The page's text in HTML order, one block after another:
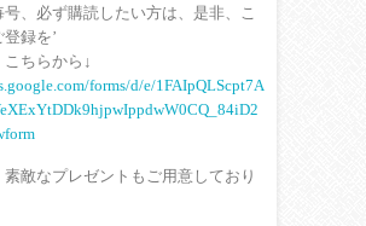
、必ず購読したい方は、是非、こ
録を’
こちらから↓
forms/d/e/1FAIpQLScpt7A
敵なプレゼントもご用意しており